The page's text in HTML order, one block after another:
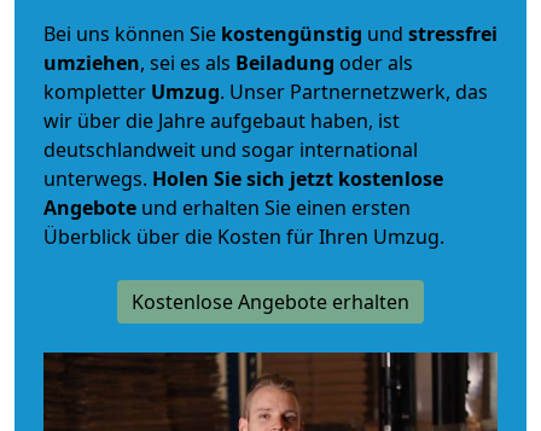
Bei uns können Sie kostengünstig und stressfrei
umziehen, sei es als Beiladung oder als
kompletter Umzug. Unser Partnernetzwerk, das
wir über die Jahre aufgebaut haben, ist
deutschlandweit und sogar international
unterwegs. Holen Sie sich jetzt kostenlose
Angebote und erhalten Sie einen ersten
Überblick über die Kosten für Ihren Umzug.
Kostenlose Angebote erhalten